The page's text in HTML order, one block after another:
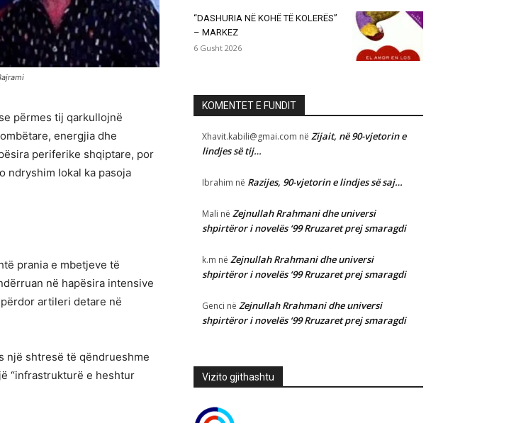
përmes tij qarkullojnë
energjia dhe
periferike shqiptare, por
ndryshim lokal ka pasoja
prania e mbetjeve të
në hapësira intensive
artileri detare në
një shtresë të qëndrueshme
“infrastrukturë e heshtur
“DASHURIA NË KOHË TË KOLERËS”
– MARKEZ
6 Gusht 2026
KOMENTET E FUNDIT
Xhavit.kabili@gmai.com në Zijait, në 90-vjetorin e
lindjes së tij…
Ibrahim në Razijes, 90-vjetorin e lindjes së saj…
Mali në Zejnullah Rrahmani dhe universi
shpirtëror i novelës ‘99 Rruzaret prej smaragdi
k.m në Zejnullah Rrahmani dhe universi
shpirtëror i novelës ‘99 Rruzaret prej smaragdi
Genci në Zejnullah Rrahmani dhe universi
shpirtëror i novelës ‘99 Rruzaret prej smaragdi
Vizito gjithashtu